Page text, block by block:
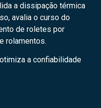
a dissipação térmica
avalia o curso do
de roletes por
rolamentos.
a confiabilidade